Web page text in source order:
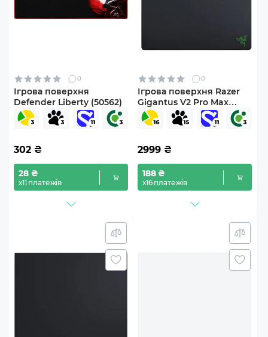
0
Ігрова поверхня
Defender Liberty (50562)
302 ₴
28 ₴
х11 платежів
0
Ігрова поверхня Razer
Gigantus V2 Pro Max
control L (RZ02-05490100-
R3M1)
2999 ₴
188 ₴
х16 платежів